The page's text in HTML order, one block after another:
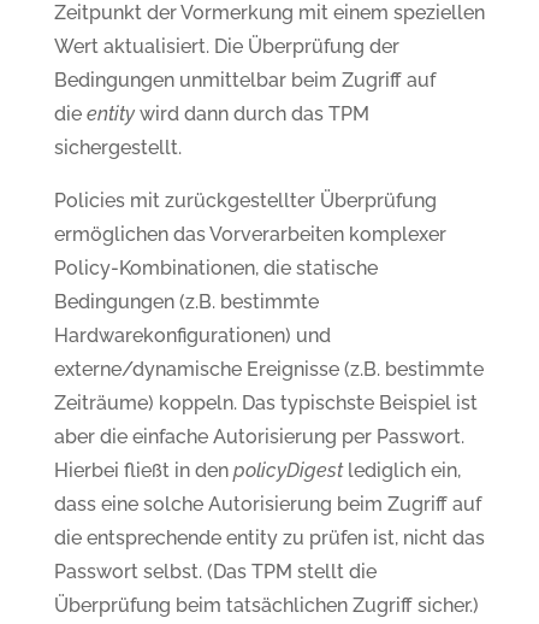
Zeitpunkt der Vormerkung mit einem speziellen
Wert aktualisiert. Die Überprüfung der
Bedingungen unmittelbar beim Zugriff auf
die entitywird dann durch das TPM
sichergestellt.
Policies mit zurückgestellter Überprüfung
ermöglichen das Vorverarbeiten komplexer
Policy-Kombinationen, die statische
Bedingungen (z.B. bestimmte
Hardwarekonfigurationen) und
externe/dynamische Ereignisse (z.B. bestimmte
Zeiträume) koppeln. Das typischste Beispiel ist
aber die einfache Autorisierung per Passwort.
Hierbei fließt in den policyDigestlediglich ein,
dass eine solche Autorisierung beim Zugriff auf
die entsprechende entity zu prüfen ist, nicht das
Passwort selbst. (Das TPM stellt die
Überprüfung beim tatsächlichen Zugriff sicher.)